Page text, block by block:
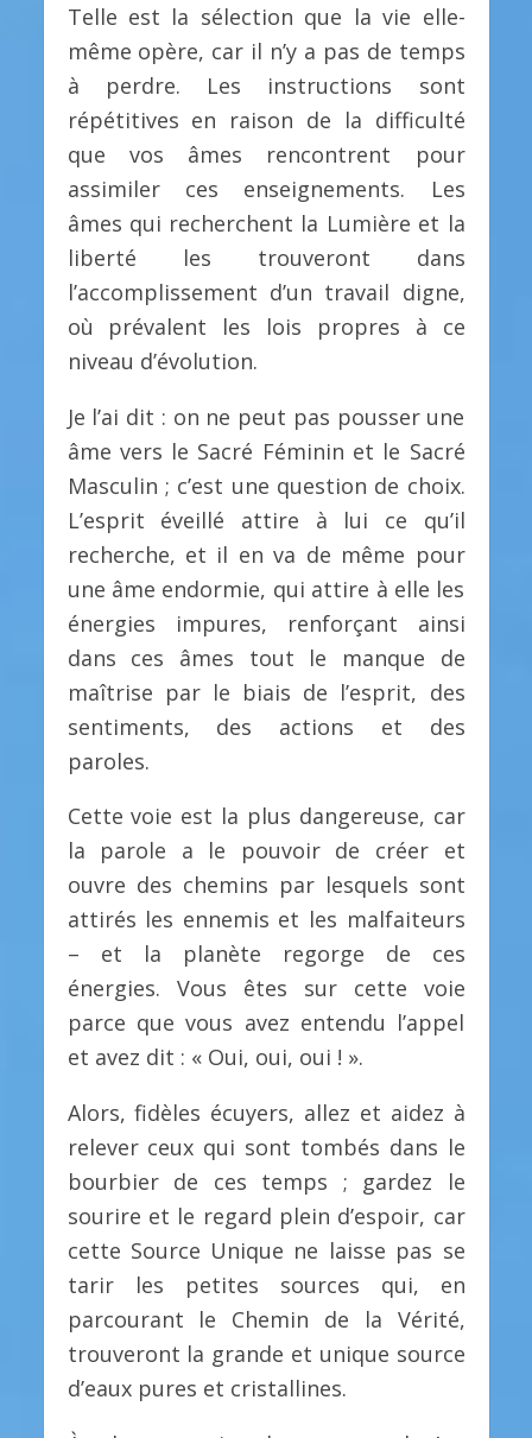
Telle est la sélection que la vie elle-
même opère, car il n’y a pas de temps
à perdre. Les instructions sont
répétitives en raison de la difficulté
que vos âmes rencontrent pour
assimiler ces enseignements. Les
âmes qui recherchent la Lumière et la
liberté les trouveront dans
l’accomplissement d’un travail digne,
où prévalent les lois propres à ce
niveau d’évolution.
Je l’ai dit : on ne peut pas pousser une
âme vers le Sacré Féminin et le Sacré
Masculin ; c’est une question de choix.
L’esprit éveillé attire à lui ce qu’il
recherche, et il en va de même pour
une âme endormie, qui attire à elle les
énergies impures, renforçant ainsi
dans ces âmes tout le manque de
maîtrise par le biais de l’esprit, des
sentiments, des actions et des
paroles.
Cette voie est la plus dangereuse, car
la parole a le pouvoir de créer et
ouvre des chemins par lesquels sont
attirés les ennemis et les malfaiteurs
– et la planète regorge de ces
énergies. Vous êtes sur cette voie
parce que vous avez entendu l’appel
et avez dit : « Oui, oui, oui ! ».
Alors, fidèles écuyers, allez et aidez à
relever ceux qui sont tombés dans le
bourbier de ces temps ; gardez le
sourire et le regard plein d’espoir, car
cette Source Unique ne laisse pas se
tarir les petites sources qui, en
parcourant le Chemin de la Vérité,
trouveront la grande et unique source
d’eaux pures et cristallines.